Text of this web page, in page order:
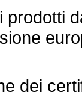
dei